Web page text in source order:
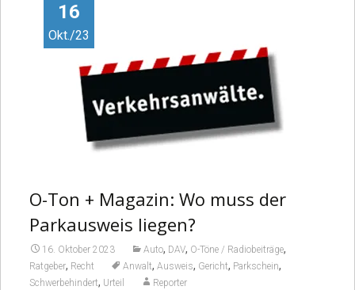
16
Okt./23
O-Ton + Magazin: Wo muss der
Parkausweis liegen?
16. Oktober 2023 Auto, DAV, O-Töne / Radiobeiträge,
Ratgeber, Recht Anwalt, Ausweis, Gericht, Parkschein,
Schwerbehindert, Urteil Reporter